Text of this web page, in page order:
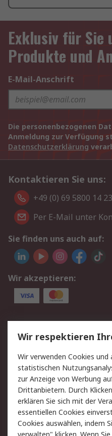
Exklusiv für Sie
Produkte und
E-Mail-Anschrift
Die personenbezogenen
Anmeldung zur Verfügung
Datenschutzerklärung
Kontaktieren Sie uns:
+49 (0) 69 5800 14
Per E-Mail unter
Sie finden uns auch auf:
Wir akzeptieren:
Service
Value Added Services
Rücksendungen
Hilfe
Rechtliches
AGB
Cookie-Richtlinie
Wir respektieren
Wir verwenden Cookies
statistischen
zur Anzeige von Werbung
Drittanbietern. Durch
erklären Sie sich mit der
essentiellen Cookies
Cookies auswählen, indem